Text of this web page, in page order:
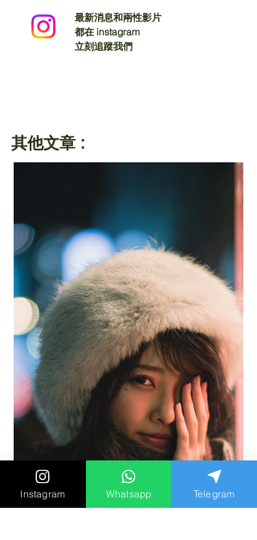
最新消息和兩性影片
都在 instagram
立刻追蹤我們
其他文章 :
Instagram Whatsapp Telegram